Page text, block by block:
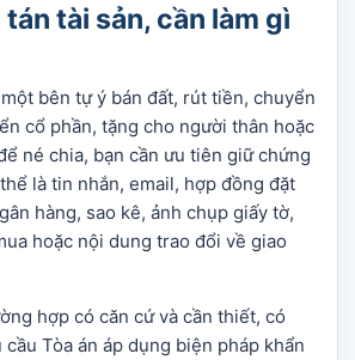
tài sản, cần làm gì
bên tự ý bán đất, rút tiền, chuyển
cổ phần, tặng cho người thân hoặc
né chia, bạn cần ưu tiên giữ chứng
là tin nhắn, email, hợp đồng đặt
hàng, sao kê, ảnh chụp giấy tờ,
hoặc nội dung trao đổi về giao
hợp có căn cứ và cần thiết, có
Tòa án áp dụng biện pháp khẩn